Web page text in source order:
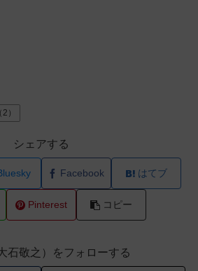
シェアする
Facebook はてブ
Pinterest コピー
石敬之）をフォローする